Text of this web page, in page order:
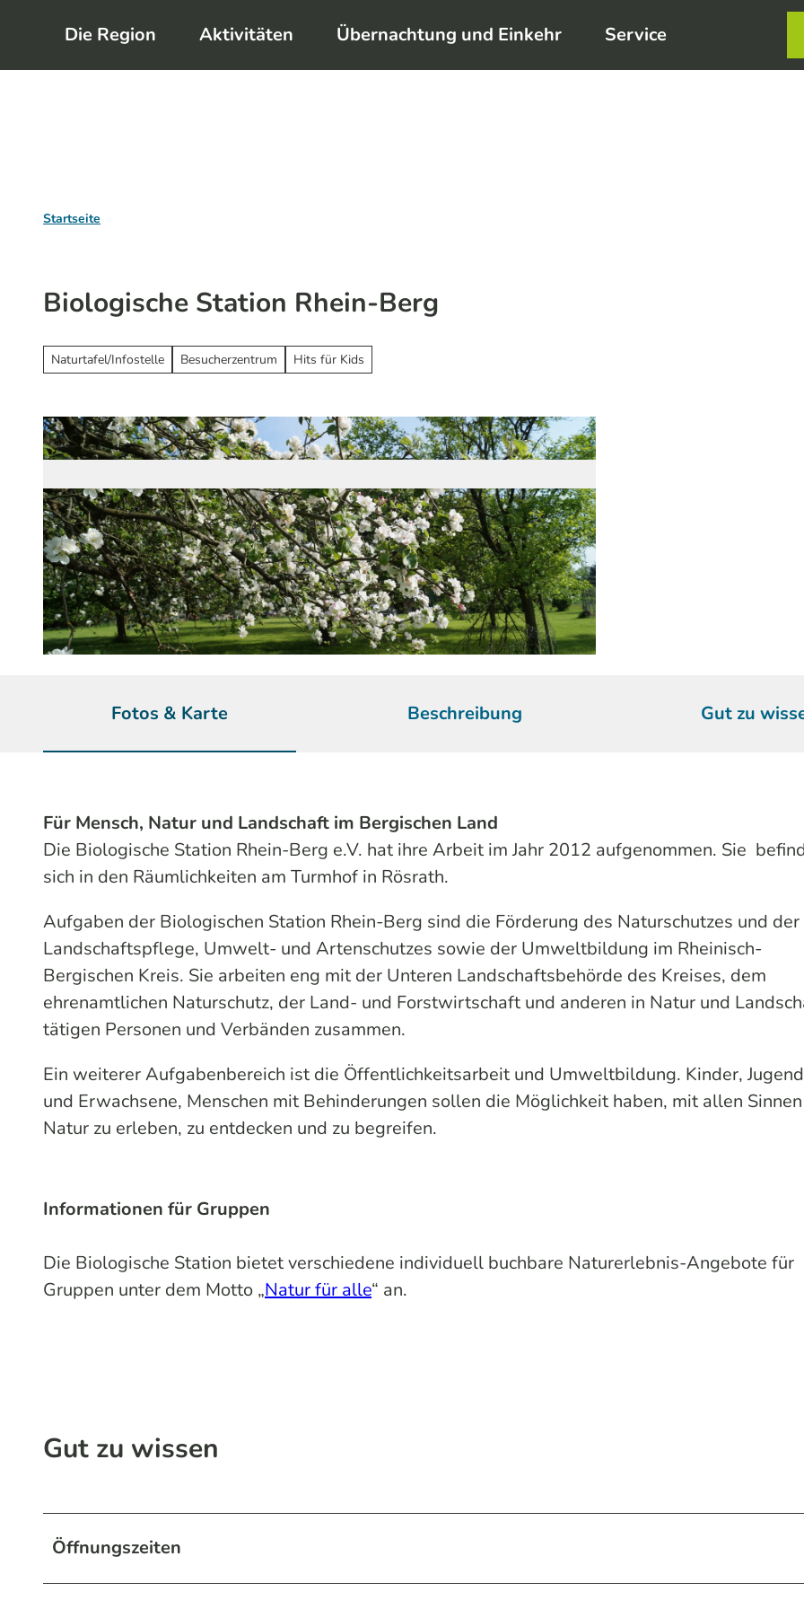
m
Die Region Aktivitäten Übernachtung und Einkehr Service
Startseite
Biologische Station Rhein-Berg
Naturtafel/Infostelle Besucherzentrum Hits für Kids
Fotos & Karte Beschreibung Gut zu
Für Mensch, Natur und Landschaft im Bergischen Land
Die Biologische Station Rhein-Berg e.V. hat ihre Arbeit im Jahr 2012 aufgenommen. Sie
sich in den Räumlichkeiten am Turmhof in Rösrath.
Aufgaben der Biologischen Station Rhein-Berg sind die Förderung des Naturschutzes und der
Landschaftspflege, Umwelt- und Artenschutzes sowie der Umweltbildung im Rheinisch-
Bergischen Kreis. Sie arbeiten eng mit der Unteren Landschaftsbehörde des Kreises, dem
ehrenamtlichen Naturschutz, der Land- und Forstwirtschaft und anderen in Natur und
tätigen Personen und Verbänden zusammen.
Ein weiterer Aufgabenbereich ist die Öffentlichkeitsarbeit und Umweltbildung. Kinder,
und Erwachsene, Menschen mit Behinderungen sollen die Möglichkeit haben, mit allen
Natur zu erleben, zu entdecken und zu begreifen.
Informationen für Gruppen
Die Biologische Station bietet verschiedene individuell buchbare Naturerlebnis-Angebote für
Gruppen unter dem Motto „Natur für alle“ an.
Gut zu wissen
Öffnungszeiten